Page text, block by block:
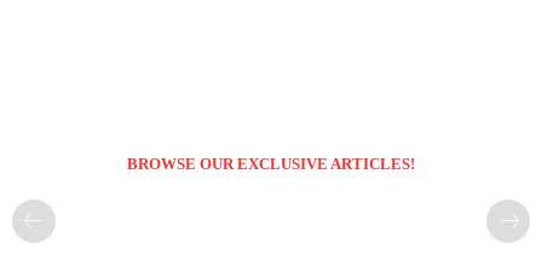
BROWSE OUR EXCLUSIVE ARTICLES!